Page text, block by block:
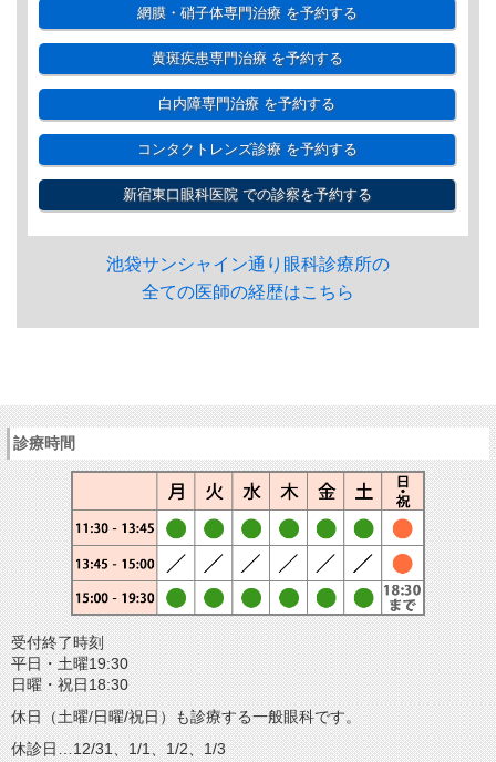
網膜・硝子体専門治療を予約する
黄斑疾患専門治療を予約する
白内障専門治療 を予約する
コンタクトレンズ診療を予約する
新宿東口眼科医院での診察を予約する
池袋サンシャイン通り眼科診療所の
全ての医師の経歴はこちら
診療時間
受付終了時刻
平日・土曜19:30
日曜・祝日18:30
休日（土曜/日曜/祝日）も診療する一般眼科です。
休診日…12/31、1/1、1/2、1/3